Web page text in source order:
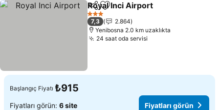
PaylaşFavorilerime ekle
Royal Inci Airport
3 Yıldız
7,3
2.864
Yenibosna 2.0 km uzaklıkta
24 saat oda servisi
Başlangıç Fiyatı ₺915
Fiyatları görün: 6 site Fiyatları görün